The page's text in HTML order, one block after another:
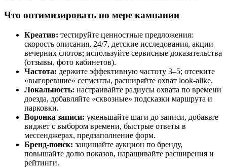
Что оптимизировать по мере кампании
Креатив: тестируйте ценностные предложения:
скорость описания, 24/7, детские исследования, акции
вечерних слотов; используйте сервисные доказательства
(отзывы, фото кабинетов).
Частота: держите эффективную частоту 3–5; отсеките
«выгоревшие» сегменты, расширяйте охват look-alike.
Локальность: настраивайте радиусы охвата по времени
доезда, добавляйте «сквозные» подсказки маршрута и
парковки.
Воронка записи: уменьшайте шаги до записи, добавьте
виджет с выбором времени, быстрые ответы в
мессенджерах, предзаполнение форм.
Бренд-поиск: защищайте аукцион по бренду,
повышайте долю показов, наращивайте расширения и
рейтинги.